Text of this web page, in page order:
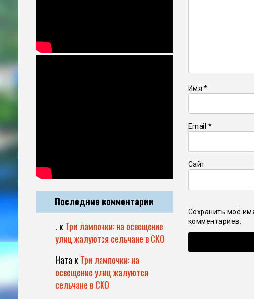
Имя *
Email *
Сайт
Сохранить моё
комментариев.
Последние комментарии
. кТри лампочки: на освещение
улиц жалуются сельчане в СКО
Ната кТри лампочки: на
освещение улиц жалуются
сельчане в СКО